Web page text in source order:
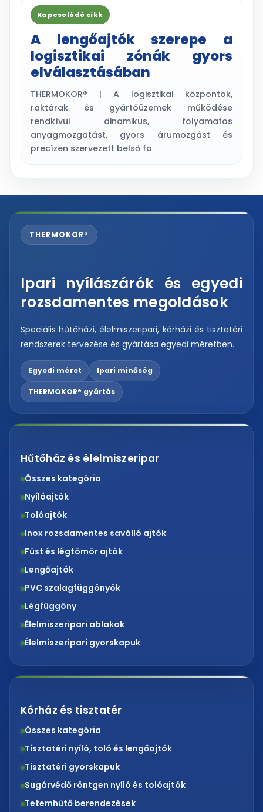
Kapcsolódó cikk
A lengőajtók szerepe a
logisztikai zónák gyors
elválasztásában
THERMOKOR® | A logisztikai központok,
raktárak és gyártóüzemek működése
rendkívül dinamikus, folyamatos
anyagmozgatást, gyors árumozgást és
precízen szervezett belső fo
THERMOKOR®
Ipari nyílászárók és egyedi
rozsdamentes megoldások
Speciális hűtőházi, élelmiszeripari, kórházi és tisztatéri
rendszerek tervezése és gyártása egyedi méretben.
Egyedi méret Ipari minőség
THERMOKOR® gyártás
Hűtőház és élelmiszeripar
Összes kategória
Nyílóajtók
Tolóajtók
Inox rozsdamentes saválló ajtók
Füst és légtömör ajtók
Lengőajtók
PVC szalagfüggönyök
Légfüggöny
Élelmiszeripari ablakok
Élelmiszeripari gyorskapuk
Kórház és tisztatér
Összes kategória
Tisztatéri nyíló, toló és lengőajtók
Tisztatéri gyorskapuk
Sugárvédő röntgen nyíló és tolóajtók
Tetemhűtő berendezések